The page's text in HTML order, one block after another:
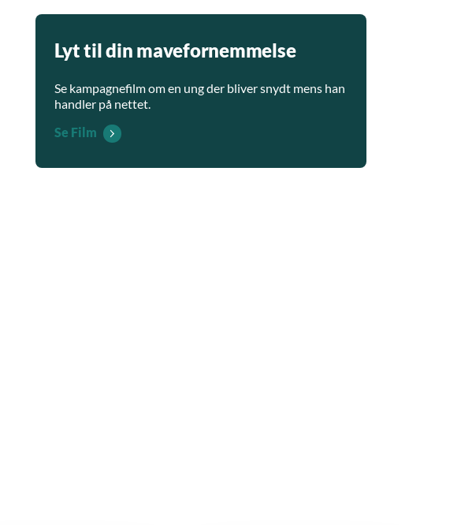
Lyt til din mavefornemmelse
Se kampagnefilm om en ung der bliver snydt mens han
handler på nettet.
Se Film